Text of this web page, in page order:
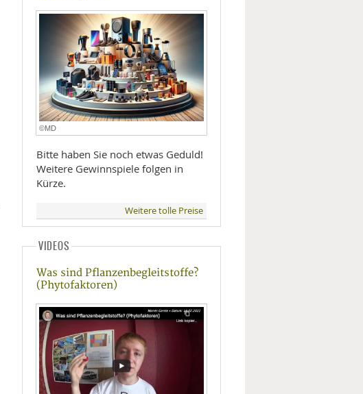
©MD
Bitte haben Sie noch etwas Geduld!
Weitere Gewinnspiele folgen in
Kürze.
Weitere tolle Preise
VIDEOS
Was sind Pflanzenbegleitstoffe?
(Phytofaktoren)